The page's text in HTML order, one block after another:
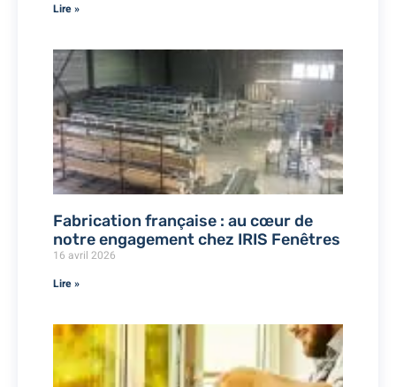
Lire »
Fabrication française : au cœur de
notre engagement chez IRIS Fenêtres
16 avril 2026
Lire »